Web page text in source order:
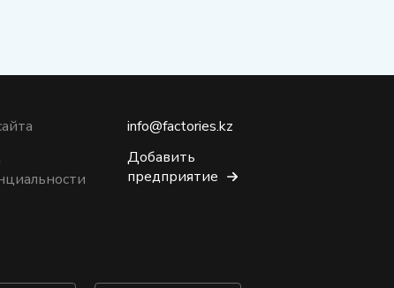
info@factories.kz
Добавить
предприятие